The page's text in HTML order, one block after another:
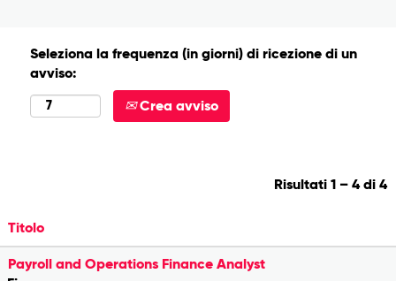
Seleziona la frequenza (in giorni) di ricezione di un
avviso:
Crea avviso
Risultati 1 – 4di 4
Titolo
Payroll and Operations Finance Analyst